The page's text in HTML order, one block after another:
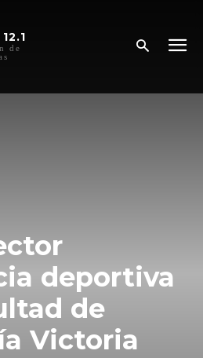
de
deportiva
de
Victoria